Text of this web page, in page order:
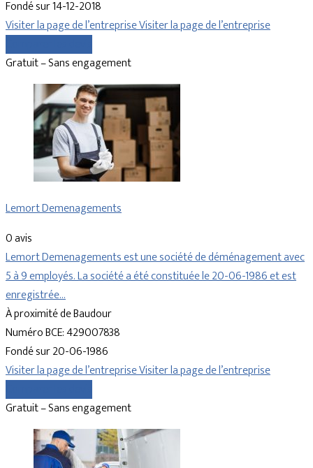
Fondé sur 14-12-2018
Visiter la page de l’entrepriseVisiter la page de l’entreprise
Gratuit – Sans engagement
Lemort Demenagements
0 avis
Lemort Demenagements est une société de déménagement avec
5 à 9 employés. La société a été constituée le 20-06-1986 et est
enregistrée…
À proximité de Baudour
Numéro BCE: 429007838
Fondé sur 20-06-1986
Visiter la page de l’entrepriseVisiter la page de l’entreprise
Gratuit – Sans engagement